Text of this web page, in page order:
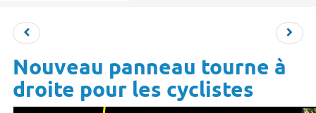
Nouveau panneau tourne à
droite pour les cyclistes